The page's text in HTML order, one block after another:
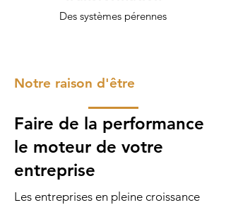
Des systèmes pérennes
Notre raison d'être
Faire de la performance
le moteur de votre
entreprise
Les entreprises en pleine croissance